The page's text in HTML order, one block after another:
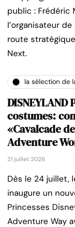
public : Frédéric
l’organisateur
route
Next.
la sélection de
costumes:
«Cavalcade
Adventure
21 juillet 2026
Dès le 24 juillet,
inaugure un
Princesses
Adventure Way